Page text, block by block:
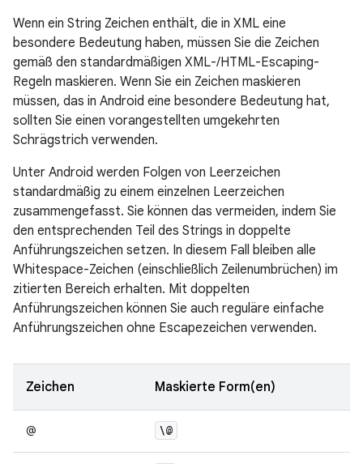
Wenn ein String Zeichen enthält, die in XML eine
besondere Bedeutung haben, müssen Sie die Zeichen
gemäß den standardmäßigen XML-/HTML-Escaping-
Regeln maskieren. Wenn Sie ein Zeichen maskieren
müssen, das in Android eine besondere Bedeutung hat,
sollten Sie einen vorangestellten umgekehrten
Schrägstrich verwenden.
Unter Android werden Folgen von Leerzeichen
standardmäßig zu einem einzelnen Leerzeichen
zusammengefasst. Sie können das vermeiden, indem Sie
den entsprechenden Teil des Strings in doppelte
Anführungszeichen setzen. In diesem Fall bleiben alle
Whitespace-Zeichen (einschließlich Zeilenumbrüchen) im
zitierten Bereich erhalten. Mit doppelten
Anführungszeichen können Sie auch reguläre einfache
Anführungszeichen ohne Escapezeichen verwenden.
Zeichen Maskierte Form(en)
@ \@